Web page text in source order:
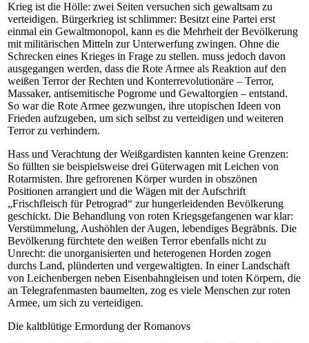
Krieg ist die Hölle: zwei Seiten versuchen sich gewaltsam zu
verteidigen. Bürgerkrieg ist schlimmer: Besitzt eine Partei erst
einmal ein Gewaltmonopol, kann es die Mehrheit der Bevölkerung
mit militärischen Mitteln zur Unterwerfung zwingen. Ohne die
Schrecken eines Krieges in Frage zu stellen. muss jedoch davon
ausgegangen werden, dass die Rote Armee als Reaktion auf den
weißen Terror der Rechten und Konterrevolutionäre – Terror,
Massaker, antisemitische Pogrome und Gewaltorgien – entstand.
So war die Rote Armee gezwungen, ihre utopischen Ideen von
Frieden aufzugeben, um sich selbst zu verteidigen und weiteren
Terror zu verhindern.
Hass und Verachtung der Weißgardisten kannten keine Grenzen:
So füllten sie beispielsweise drei Güterwagen mit Leichen von
Rotarmisten. Ihre gefrorenen Körper wurden in obszönen
Positionen arrangiert und die Wägen mit der Aufschrift
„Frischfleisch für Petrograd“ zur hungerleidenden Bevölkerung
geschickt. Die Behandlung von roten Kriegsgefangenen war klar:
Verstümmelung, Aushöhlen der Augen, lebendiges Begräbnis. Die
Bevölkerung fürchtete den weißen Terror ebenfalls nicht zu
Unrecht: die unorganisierten und heterogenen Horden zogen
durchs Land, plünderten und vergewaltigten. In einer Landschaft
von Leichenbergen neben Eisenbahngleisen und toten Körpern, die
an Telegrafenmasten baumelten, zog es viele Menschen zur roten
Armee, um sich zu verteidigen.
Die kaltblütige Ermordung der Romanovs